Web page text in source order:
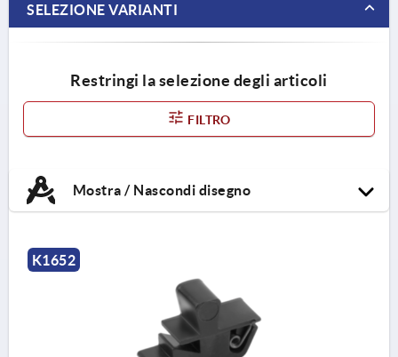
SELEZIONE VARIANTI
Restringi la selezione degli articoli
FILTRO
Mostra / Nascondi disegno
K1652